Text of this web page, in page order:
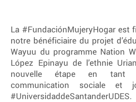
La #FundaciónMujeryHogar est
notre bénéficiaire du projet
Wayuu du programme Nation
López Epinayu de l’ethnie
nouvelle étape en tant
communication sociale et
#UniversidaddeSantanderUDES.